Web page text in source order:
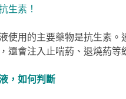
生素！
使用的主要藥物是抗生素
還會注入止喘葯、退燒葯等
，如何判斷